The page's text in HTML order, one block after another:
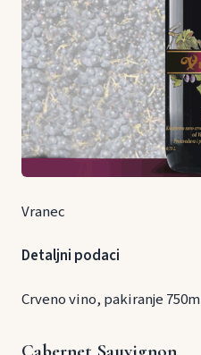
Vranec
Detaljni podaci
Crveno vino, pakiranje